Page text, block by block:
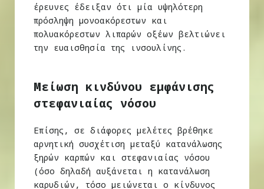
έρευνες έδειξαν ότι μία υψηλότερη
πρόσληψη μονοακόρεστων και
πολυακόρεστων λιπαρών οξέων βελτιώνει
την ευαισθησία της ινσουλίνης.
Μείωση κινδύνου εμφάνισης
στεφανιαίας νόσου
Επίσης, σε διάφορες μελέτες βρέθηκε
αρνητική συσχέτιση μεταξύ κατανάλωσης
ξηρών καρπών και στεφανιαίας νόσου
(όσο δηλαδή αυξάνεται η κατανάλωση
καρυδιών, τόσο μειώνεται ο κίνδυνος